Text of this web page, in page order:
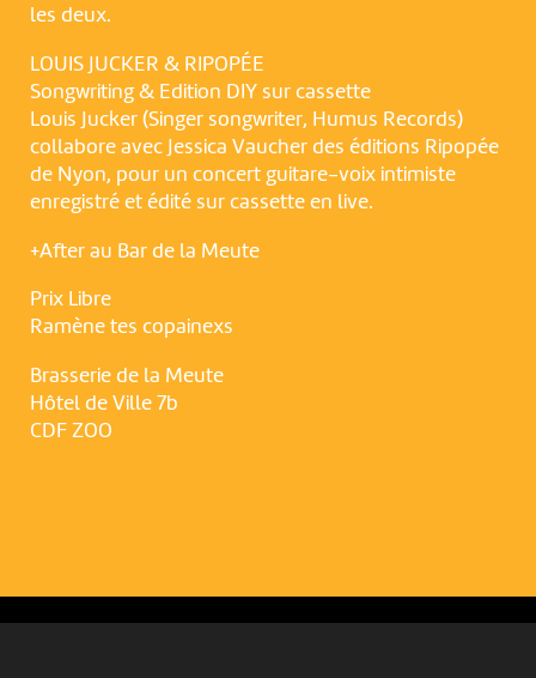
NOUS UTILISONS DES COOKIES
En poursuivant votre navigation sur le culturoscoPe site vous
les deux.
LOUIS JUCKER & RIPOPÉE
Songwriting & Edition DIY sur cassette
Louis Jucker (Singer songwriter, Humus Records)
collabore avec Jessica Vaucher des éditions Ripopée
de Nyon, pour un concert guitare-voix intimiste
enregistré et édité sur cassette en live.
+After au Bar de la Meute
Prix Libre
Ramène tes copainexs
Brasserie de la Meute
Hôtel de Ville 7b
CDF ZOO